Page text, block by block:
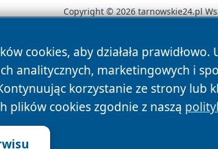
cookies, aby działała
analitycznych, marketingowych i
korzystanie ze strony lub
plików cookies zgodnie z naszą
Copyright © 2026 tarnowskie24.pl
News Autorzy Polityka